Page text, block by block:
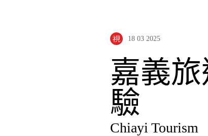
18 03 2025
嘉義
驗
Chiayi Tourism